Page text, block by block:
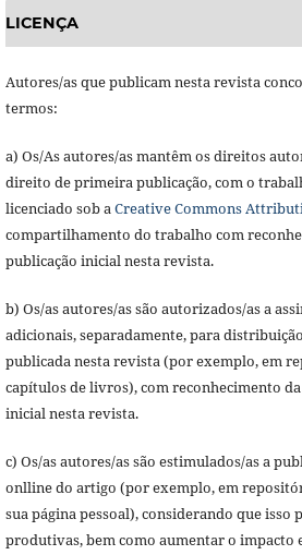
LICENÇA
Autores/as que publicam nesta revista
termos:
a) Os/As autores/as mantêm os direitos
direito de primeira publicação, com o
licenciado sob aCreative Commons
compartilhamento do trabalho com
publicação inicial nesta revista.
b) Os/as autores/as são autorizados/as a
adicionais, separadamente, para
publicada nesta revista (por exemplo, em
capítulos de livros), com reconhecimento
inicial nesta revista.
c) Os/as autores/as são estimulados/as a
onlline do artigo (por exemplo, em
sua página pessoal), considerando que isso
produtivas, bem como aumentar o impacto